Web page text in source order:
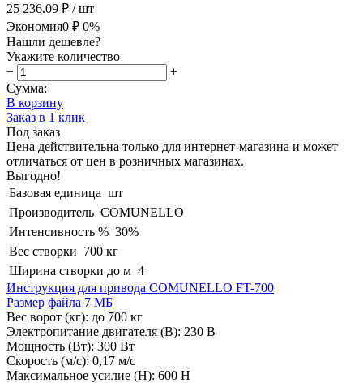
25 236.09 ₽ / шт
Экономия0 ₽ 0%
Нашли дешевле?
Укажите количество
−
+
Сумма:
В корзину
Заказ в 1 клик
Под заказ
Цена действительна только для интернет-магазина и может
отличаться от цен в розничных магазинах.
Выгодно!
Базовая единица шт
Производитель COMUNELLO
Интенсивность % 30%
Вес створки 700 кг
Ширина створки до м 4
Инструкция для привода COMUNELLO FT-700
Размер файла 7 МБ
Вес ворот (кг): до 700 кг
Электропитание двигателя (В): 230 В
Мощность (Вт): 300 Вт
Скорость (м/c): 0,17 м/c
Максимальное усилие (Н): 600 Н